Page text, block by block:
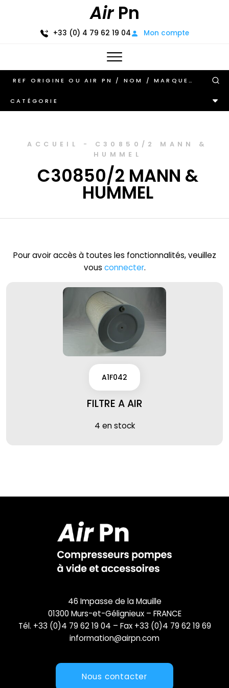
AirPn
+33 (0) 4 79 62 19 04 Mon compte
CATÉGORIE
ACCUEIL - C30850/2 MANN &
HUMMEL
C30850/2 MANN &
HUMMEL
Pour avoir accès à toutes les fonctionnalités, veuillez
vous connecter.
A1F042
FILTRE A AIR
4 en stock
46 Impasse de la Mauille
01300 Murs-et-Gélignieux – FRANCE
Tél. +33 (0)4 79 62 19 04 – Fax +33 (0)4 79 62 19 69
information@airpn.com
Nous contacter